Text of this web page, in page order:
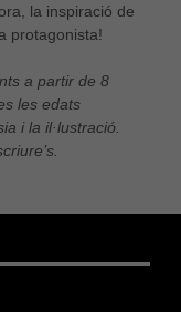
la inspiració de
protagonista!
a partir de 8
les edats
i la il·lustració.